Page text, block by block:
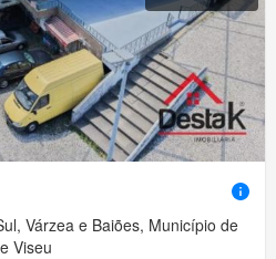
Várzea e Baiões, Município de
Viseu